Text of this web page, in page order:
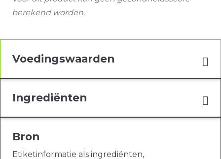
berekend worden.
Voedingswaarden
Ingrediënten
Bron
Etiketinformatie als ingrediënten,